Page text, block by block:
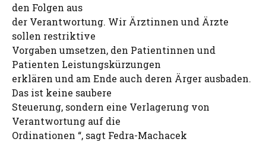
den Folgen aus
der Verantwortung. Wir Ärztinnen und Ärzte
sollen restriktive
Vorgaben umsetzen, den Patientinnen und
Patienten Leistungskürzungen
erklären und am Ende auch deren Ärger ausbaden.
Das ist keine saubere
Steuerung, sondern eine Verlagerung von
Verantwortung auf die
Ordinationen “, sagt Fedra-Machacek